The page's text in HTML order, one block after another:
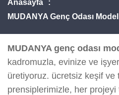
Anasayfa
MUDANYA Genç Odası
MUDANYA genç odası
kadromuzla, evinize ve
üretiyoruz. ücretsiz keşif ve
prensiplerimizle, her projeyi